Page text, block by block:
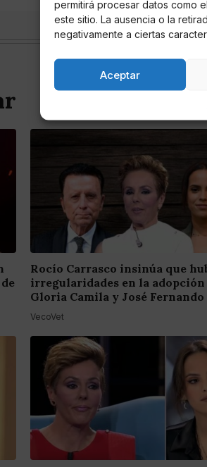
permitirá procesar datos como
este sitio. La ausencia o la
negativamente a ciertas
Aceptar
Rocío Carrasco insinúa que
irregularidades en la adopción
Gloria Camila y José Fernando
VecoVet